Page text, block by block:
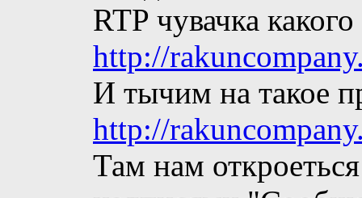
RTP чувачка
http://
И тычим на такое
http://
Там нам